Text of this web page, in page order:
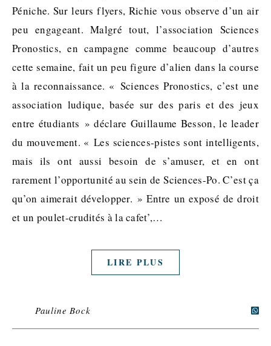
Péniche. Sur leurs flyers, Richie vous observe d’un air
peu engageant. Malgré tout, l’association Sciences
Pronostics, en campagne comme beaucoup d’autres
cette semaine, fait un peu figure d’alien dans la course
à la reconnaissance. « Sciences Pronostics, c’est une
association ludique, basée sur des paris et des jeux
entre étudiants » déclare Guillaume Besson, le leader
du mouvement. « Les sciences-pistes sont intelligents,
mais ils ont aussi besoin de s’amuser, et en ont
rarement l’opportunité au sein de Sciences-Po. C’est ça
qu’on aimerait développer. » Entre un exposé de droit
et un poulet-crudités à la cafet’,…
LIRE PLUS
Pauline Bock